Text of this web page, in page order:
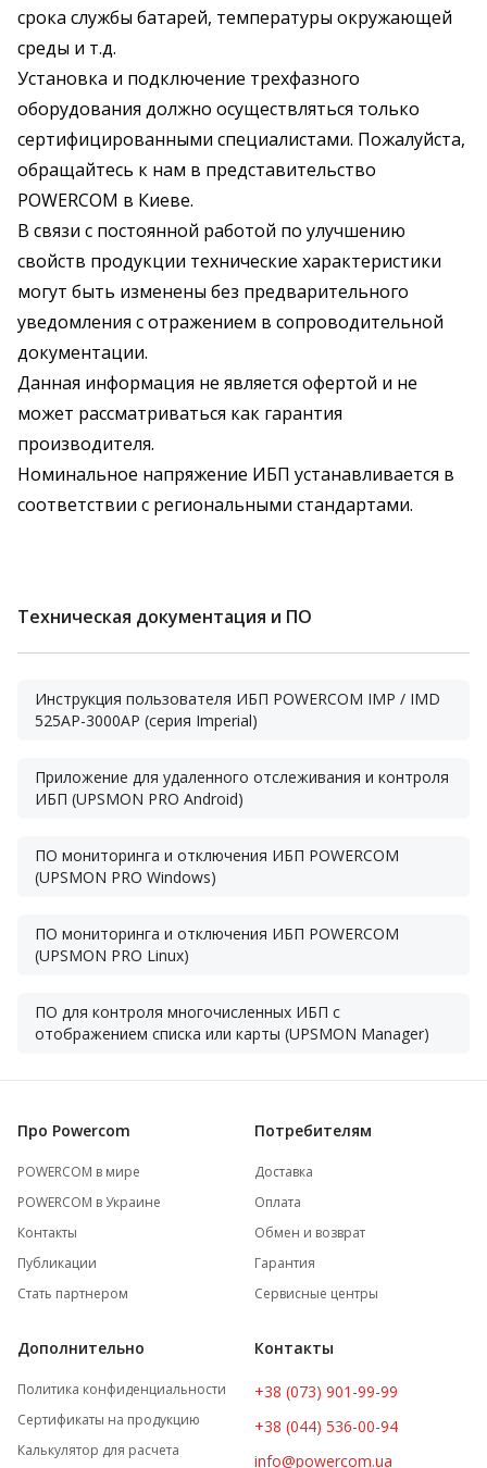
срока службы батарей, температуры окружающей
среды и т.д.
Установка и подключение трехфазного
оборудования должно осуществляться только
сертифицированными специалистами. Пожалуйста,
обращайтесь к нам в представительство
POWERCOM в Киеве.
В связи с постоянной работой по улучшению
свойств продукции технические характеристики
могут быть изменены без предварительного
уведомления с отражением в сопроводительной
документации.
Данная информация не является офертой и не
может рассматриваться как гарантия
производителя.
Номинальное напряжение ИБП устанавливается в
соответствии с региональными стандартами.
Техническая документация и ПО
Инструкция пользователя ИБП POWERCOM IMP / IMD
525AP-3000AP (серия Imperial)
Приложение для удаленного отслеживания и контроля
ИБП (UPSMON PRO Android)
ПО мониторинга и отключения ИБП POWERCOM
(UPSMON PRO Windows)
ПО мониторинга и отключения ИБП POWERCOM
(UPSMON PRO Linux)
ПО для контроля многочисленных ИБП с
отображением списка или карты (UPSMON Manager)
Про Powercom
POWERCOM в мире
POWERCOM в Украине
Контакты
Публикации
Стать партнером
Потребителям
Доставка
Оплата
Обмен и возврат
Гарантия
Сервисные центры
Дополнительно
Политика конфиденциальности
Сертификаты на продукцию
Калькулятор для расчета
Контакты
+38 (073) 901-99-99
+38 (044) 536-00-94
info@powercom.ua